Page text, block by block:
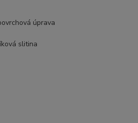
úprava
slitina